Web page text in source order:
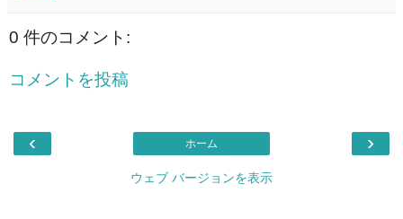
0 件のコメント:
コメントを投稿
‹ ›
ホーム
ウェブ バージョンを表示